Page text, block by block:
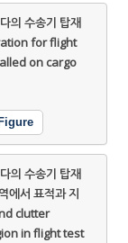
의 수송기 탑재
for flight
on cargo
의 수송기 탑재
에서 표적과 지
clutter
in flight test